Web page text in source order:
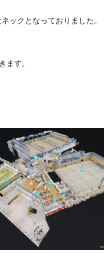
ックとなっておりました。
ます。